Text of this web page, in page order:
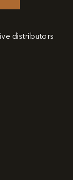
distributors